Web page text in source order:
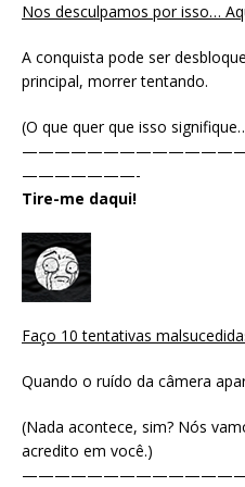
Nos desculpamos por isso…
A conquista pode ser
principal, morrer tentando.
(O que quer que isso
———————-
Tire-me daqui!
Faço 10 tentativas
Quando o ruído da câmera
(Nada acontece, sim? Nós
acredito em você.)